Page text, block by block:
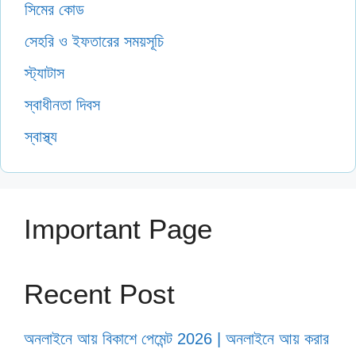
সিমের কোড
সেহরি ও ইফতারের সময়সূচি
স্ট্যাটাস
স্বাধীনতা দিবস
স্বাস্থ্য
Important Page
Recent Post
অনলাইনে আয় বিকাশে পেমেন্ট 2026 | অনলাইনে আয় করার